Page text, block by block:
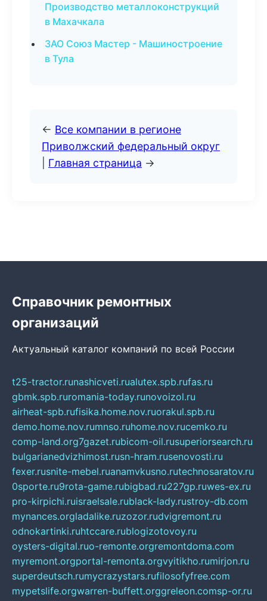
Производство металлоконструкций
в Махачкала
ЗАО Союз Мастер - Машиностроение
в Тула
← Все компании в регионе
Приволжский федеральный округ
Главная страница →
Справочник ремонтных
организаций
Актуальный каталог компаний по всей России
t25-tractor.runashicveti.rualutex.spb.rufas.ru
gbmk.spb.ruromania-today.runovoizol.ru
airheat-spb.rufisika.home.nov.ruorakul.spb.ru
demo.home.nov.rumnso.ruhome.nov.rucemko.ru
comp-land.org7gazet.rubicom-oil.rusuperiorsearch.ru
bulgarianedvizhimost.rusn-hram.rusenovosti.ru
fexer.rusnite-mebel.ruanamvkusno.rutechnosaratov.ru
0sporte.ru9rota-game.rubigbad.ru227gp.ruwes-ex.ru
pro-kirpichi.ruisraelsale.rublack-lady.rustroy-db.com
mynances.orgladalike.ruzozor.rudvigremont.ru
odnokartinki.ruhtccare.rublogizotovoy.ru
oysters-digital.ruo-remonte.orgremontdoma.com
myremont.orgportal-remonta.orgvyitikho.rumirjon.ru
superdeutsch.rumycrazystars.rufilosofyfree.com
mypetslife.orgwarren-buffett.orggreleon.comsp-or.ru